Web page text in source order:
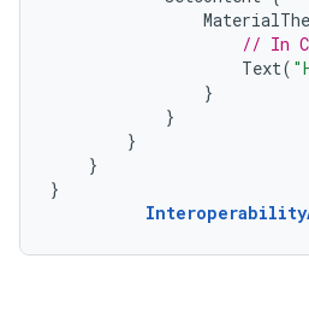
// In
Text(
}
}
}
}
}